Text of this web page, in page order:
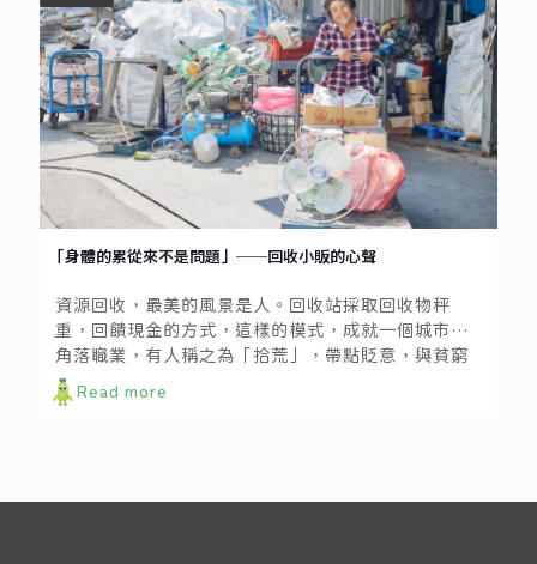
「身體的累從來不是問題」──回收小販的心聲
資源回收，最美的風景是人。回收站採取回收物秤
重，回饋現金的方式，這樣的模式，成就一個城市的
角落職業，有人稱之為「拾荒」，帶點貶意，與貧窮
畫上等號，但其實從事這項工作的人各有不同的涉入
程度與型態，在此我們姑且稱他們為「回收小販」，
Read more